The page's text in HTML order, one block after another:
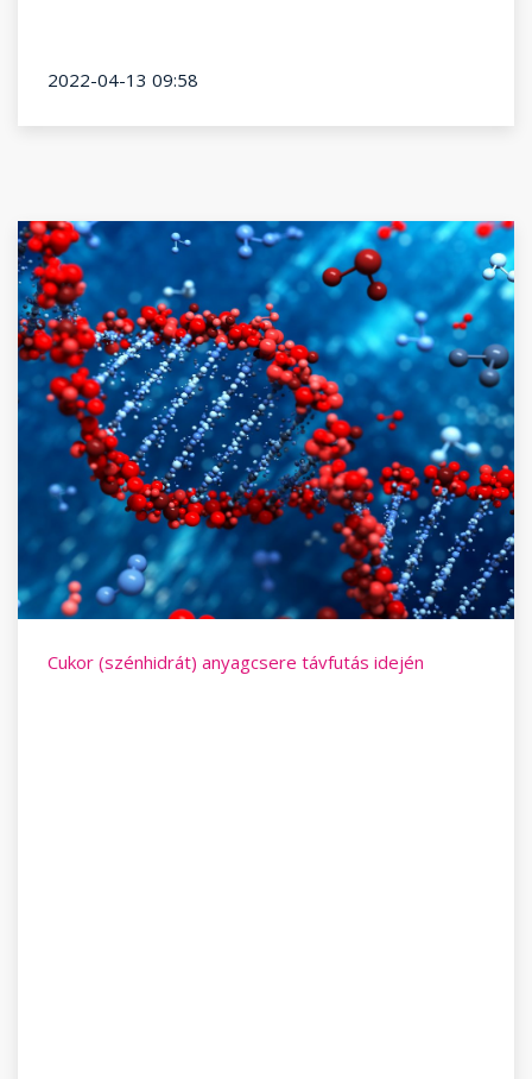
2022-04-13 09:58
Cukor (szénhidrát) anyagcsere távfutás idején